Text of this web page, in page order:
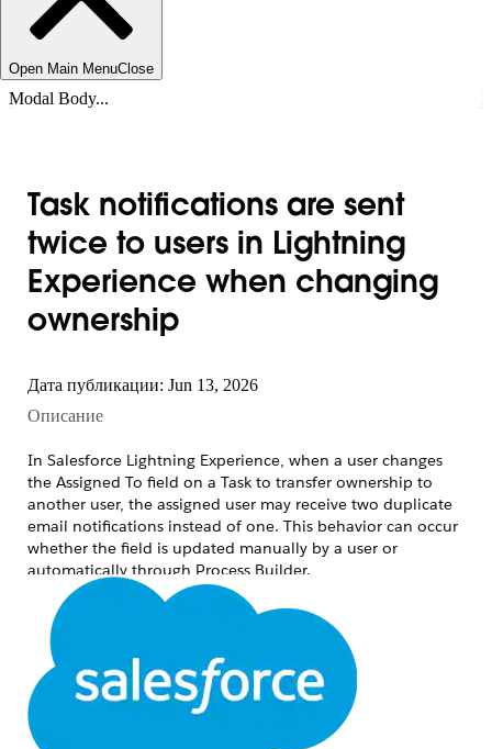
Open Main MenuClose
Modal Body...
Task notifications are sent
twice to users in Lightning
Experience when changing
ownership
Дата публикации: Jun 13, 2026
Описание
In Salesforce Lightning Experience, when a user changes
the Assigned To field on a Task to transfer ownership to
another user, the assigned user may receive two duplicate
email notifications instead of one. This behavior can occur
whether the field is updated manually by a user or
automatically through Process Builder.
Решение
This is a known behavior in Salesforce Lightning Experience
(LEX). Salesforce Engineering is tracking a fix for this issue
under investigation W-5158938 (subject: Fix email
notifications for assigned tasks in LEX).